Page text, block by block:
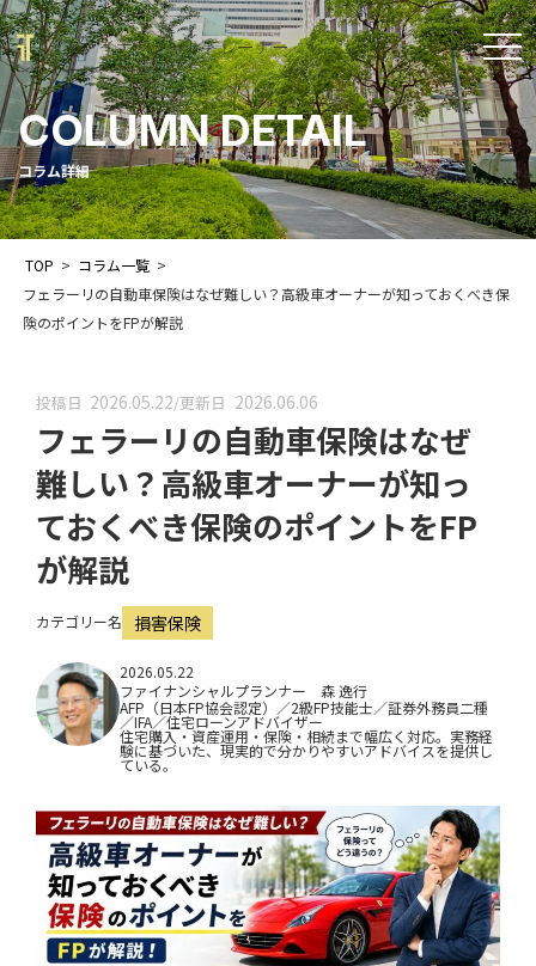
t
o
g
g
l
e
n
COLUMN DETAIL
コラム詳細
TOP > コラム一覧 >
フェラーリの自動車保険はなぜ難しい？高級車オーナーが知っておくべき保
険のポイントをFPが解説
投稿日 2026.05.22/更新日 2026.06.06
フェラーリの自動車保険はなぜ
難しい？高級車オーナーが知っ
ておくべき保険のポイントをFP
が解説
カテゴリー名 損害保険
2026.05.22
ファイナンシャルプランナー 森 逸行
AFP（日本FP協会認定）／2級FP技能士／証券外務員二種
／IFA／住宅ローンアドバイザー
住宅購入・資産運用・保険・相続まで幅広く対応。実務経
験に基づいた、現実的で分かりやすいアドバイスを提供し
ている。